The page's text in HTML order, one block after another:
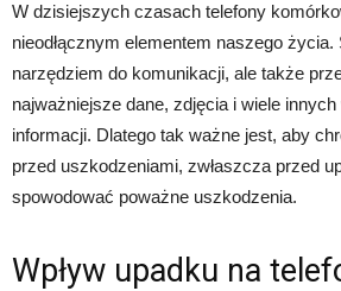
W dzisiejszych czasach telefony
nieodłącznym elementem naszego życia.
narzędziem do komunikacji, ale także
najważniejsze dane, zdjęcia i wiele
informacji. Dlatego tak ważne jest, aby
przed uszkodzeniami, zwłaszcza przed
spowodować poważne uszkodzenia.
Wpływ upadku na